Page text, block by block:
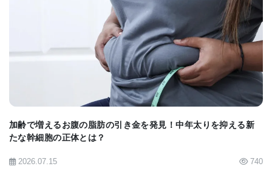
BIOMARKET JP
加齢で増えるお腹の脂肪の引き金を発見！中年太りを抑える新
たな幹細胞の正体とは？
2026.07.15 740